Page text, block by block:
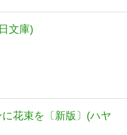
文庫)
花束を〔新版〕(ハヤ